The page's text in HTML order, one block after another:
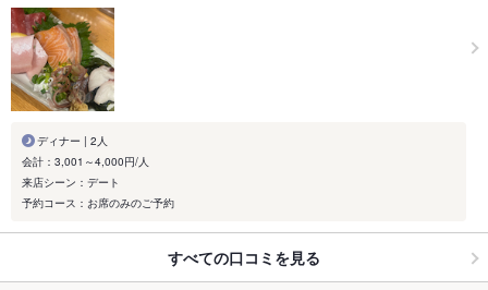
ディナー | 2人
会計：3,001～4,000円/人
来店シーン：デート
予約コース：お席のみのご予約
すべての口コミを見る